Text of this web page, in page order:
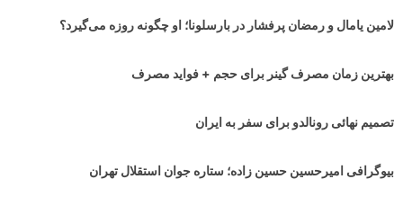
لامین یامال و رمضان پرفشار در بارسلونا؛ او چگونه روزه می‌گیرد؟
بهترین زمان مصرف گینر برای حجم + فواید مصرف
تصمیم نهائی رونالدو برای سفر به ایران
بیوگرافی امیرحسین حسین زاده؛ ستاره جوان استقلال تهران